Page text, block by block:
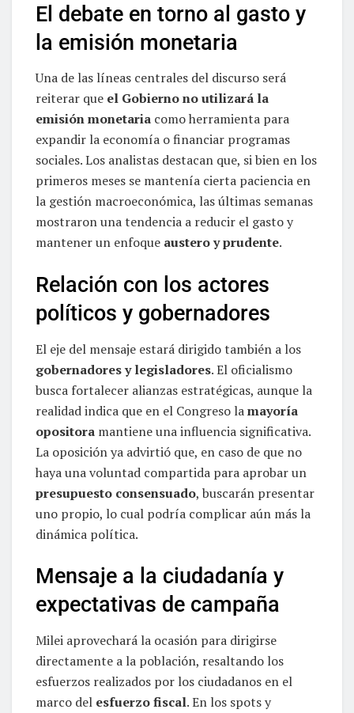
El debate en torno al gasto y
la emisión monetaria
Una de las líneas centrales del discurso será
reiterar que el Gobierno no utilizará la
emisión monetaria como herramienta para
expandir la economía o financiar programas
sociales. Los analistas destacan que, si bien en los
primeros meses se mantenía cierta paciencia en
la gestión macroeconómica, las últimas semanas
mostraron una tendencia a reducir el gasto y
mantener un enfoque austero y prudente.
Relación con los actores
políticos y gobernadores
El eje del mensaje estará dirigido también a los
gobernadores y legisladores. El oficialismo
busca fortalecer alianzas estratégicas, aunque la
realidad indica que en el Congreso lamayoría
opositora mantiene una influencia significativa.
La oposición ya advirtió que, en caso de que no
haya una voluntad compartida para aprobar un
presupuesto consensuado, buscarán presentar
uno propio, lo cual podría complicar aún más la
dinámica política.
Mensaje a la ciudadanía y
expectativas de campaña
Milei aprovechará la ocasión para dirigirse
directamente a la población, resaltando los
esfuerzos realizados por los ciudadanos en el
marco del esfuerzo fiscal. En los spots y